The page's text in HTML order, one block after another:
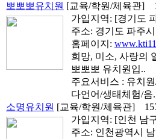
뽀뽀뽀유치원 [교육/학원/체육관]
가입지역: [경기도
주소: 경기도 파주
홈페이지:
희망, 미소, 사랑의
뽀뽀뽀 유치원입..
주요서비스 : 유치
다언어/생태체험/음
소명유치원 [교육/학원/체육관]
가입지역: [인천 남
주소: 인천광역시